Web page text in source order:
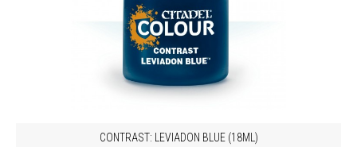
CONTRAST: LEVIADON BLUE (18ML)